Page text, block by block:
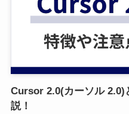
Cursor 2.0(カーソル 2.0)
説！